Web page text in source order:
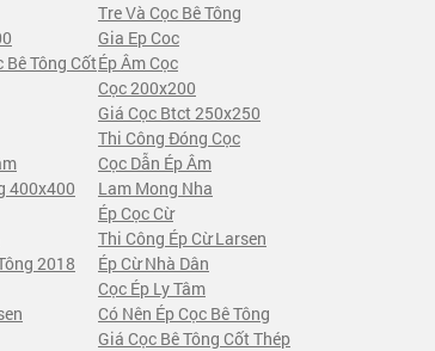
Tre Và Cọc Bê Tông
Gia Ep Coc
Tông CốtÉp Âm Cọc
Cọc 200x200
Giá Cọc Btct 250x250
Thi Công Đóng Cọc
Cọc Dẫn Ép Âm
400x400
Lam Mong Nha
Ép Cọc Cừ
Thi Công Ép Cừ Larsen
2018
Ép Cừ Nhà Dân
Cọc Ép Ly Tâm
Có Nên Ép Cọc Bê Tông
Giá Cọc Bê Tông Cốt Thép